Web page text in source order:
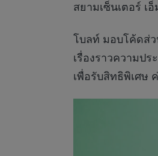
สยามเซ็นเตอร์ เ
โบลท์ มอบโค้ดส่ว
เรื่องราวความป
เพื่อรับสิทธิพิเศษ